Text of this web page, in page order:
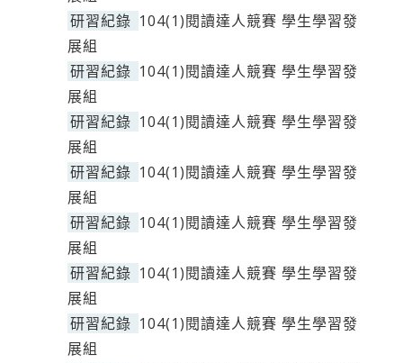
研習紀錄 104(1)閱讀達人競賽 學生學習發
展組
研習紀錄 104(1)閱讀達人競賽 學生學習發
展組
研習紀錄 104(1)閱讀達人競賽 學生學習發
展組
研習紀錄 104(1)閱讀達人競賽 學生學習發
展組
研習紀錄 104(1)閱讀達人競賽 學生學習發
展組
研習紀錄 104(1)閱讀達人競賽 學生學習發
展組
研習紀錄 104(1)閱讀達人競賽 學生學習發
展組